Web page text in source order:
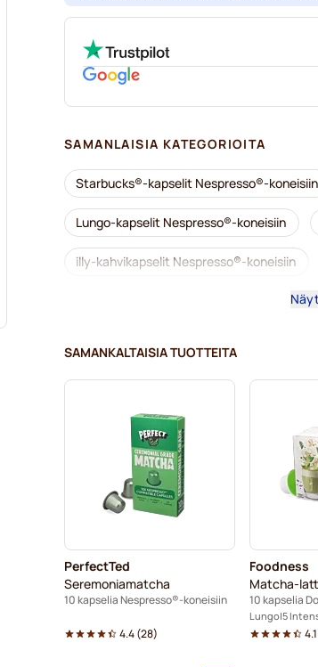
SAMANLAISIA KATEGORIOITA
Starbucks®-kapselit Nespresso®-koneisiin
Lungo-kapselit Nespresso®-koneisiin
illy-kahvikapselit Nespresso®-koneisiin
Café Royal -kahvikapselit Nespresso®-
Kalkinpoisto ja huolto Nespresso®-
L’OR-kahvikapselit Nespresso®-koneisiin
Segafredo-kahvikapselit Nespresso®-
Café René -kahvikapselit Nespresso®-
Merrild-kahvikapselit Nespresso®-koneisiin
Gevalia-kahvikapselit Nespresso®-
SAMANKALTAISIA TUOTTEITA
PerfectTed
Seremoniamatcha
10 kapselia Nespresso®-koneisiin
4.4(28)
Foodness
Matcha-
10 kapselia
Lungo 5
4.1